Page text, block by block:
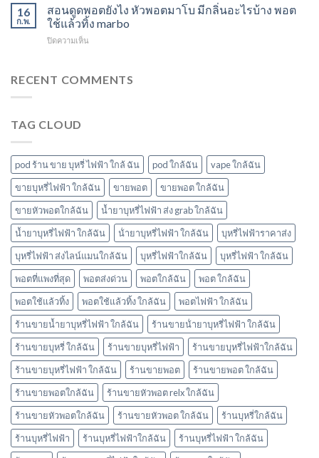
พอ
ตมา
ใช้
แล้ว
พอต
ชาร์จ
นาที
puff
switch
พอต
ใช้
แล้ว
sparkling
16
ก.พ.
สอนดูดพอตยังไง หัวพอตมาโบ มีกลิ่นอะไรบ้าง พอต
ใช้แล้วทิ้ง marbo
ปิดความเห็น
พอ
โบ
มี
กลิ่น
อะไร
พอต
ใช้
แล้ว
ทิ้ง
marbo
RECENT COMMENTS
TAG CLOUD
pod ร้าน ขาย บุหรี่ ไฟฟ้า ใกล้ ฉัน pod ใกล้ฉัน
vape ใกล้ฉัน
ขายบุหรี่ไฟฟ้า ใกล้ฉัน
ขายพอต
ขายพอต ใกล้ฉัน
ขายหัวพอตใกล้ฉัน
น้ำยาบุหรี่ไฟฟ้า ส่ง grab ใกล้ฉัน
น้ำยาบุหรี่ไฟฟ้า ใกล้ฉัน
น้ํายาบุหรี่ไฟฟ้า ใกล้ฉัน
บุหรี่ไฟฟ้าราคาส่ง
บุหรี่ไฟฟ้า ส่งไลน์แมนใกล้ฉัน
บุหรี่ไฟฟ้าใกล้ฉัน
บุหรี่ไฟฟ้า ใกล้ฉัน
พอตที่แพงที่สุด
พอตส่งด่วน พอตใกล้ฉัน
พอต ใกล้ฉัน
พอตใช้แล้วทิ้ง
พอตใช้แล้วทิ้ง ใกล้ฉัน
พอตไฟฟ้า ใกล้ฉัน
ร้านขายน้ำยาบุหรี่ไฟฟ้า ใกล้ฉัน
ร้านขายน้ํายาบุหรี่ไฟฟ้า ใกล้ฉัน
ร้านขายบุหรี่ ใกล้ฉัน
ร้านขายบุหรี่ไฟฟ้า
ร้านขายบุหรี่ไฟฟ้าใกล้ฉัน
ร้านขายบุหรี่ไฟฟ้า ใกล้ฉัน
ร้านขายพอต
ร้านขายพอต ใกล้ฉัน
ร้านขายพอตใกล้ฉัน
ร้านขายหัวพอต relx ใกล้ฉัน
ร้านขายหัวพอตใกล้ฉัน
ร้านขายหัวพอต ใกล้ฉัน
ร้านบุหรี่ใกล้ฉัน
ร้านบุหรี่ไฟฟ้า
ร้านบุหรี่ไฟฟ้าใกล้ฉัน
ร้านบุหรี่ไฟฟ้า ใกล้ฉัน